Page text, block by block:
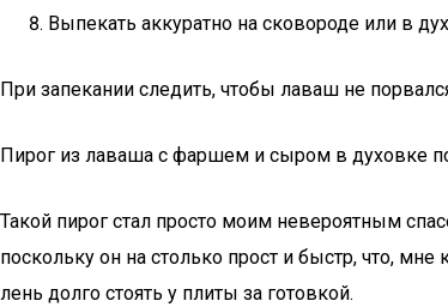
Выпекать аккуратно на сковороде или в
При запекании следить, чтобы лаваш не
Пирог из лаваша с фаршем и сыром в духовке
Такой пирог стал просто моим невероятным
поскольку он на столько прост и быстр, что,
лень долго стоять у плиты за готовкой.